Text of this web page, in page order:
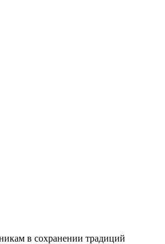
в сохранении традиций